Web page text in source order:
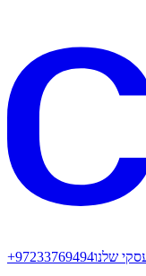
+97233769494שלנו